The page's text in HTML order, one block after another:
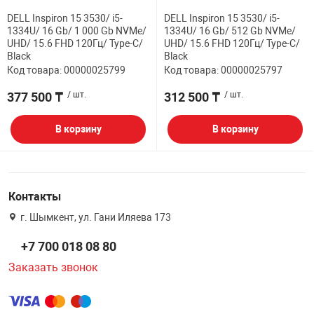
PCI АДАПТЕРЫ
USB
CARD RIDER
CD-DVD ДИСКИ
ЛЕНТА ДЛЯ
ДОМА
DELL Inspiron 15 3530/ i5-
1334U/ 16 Gb/ 1 000 Gb NVMe/
UHD/ 15.6 FHD 120Гц/ Type-C/
Black
Код товара: 00000025799
377 500 ₸ / шт.
В корзину
DELL Inspiron 15 3530/ i5-
1334U/ 16 Gb/ 512 Gb NVMe/
UHD/ 15.6 FHD 120Гц/ Type-C/
Black
Код товара: 00000025797
312 500 ₸ / шт.
В корзину
Контакты
г. Шымкент, ул. Гани Иляева 173
+7 700 018 08 80
Заказать звонок